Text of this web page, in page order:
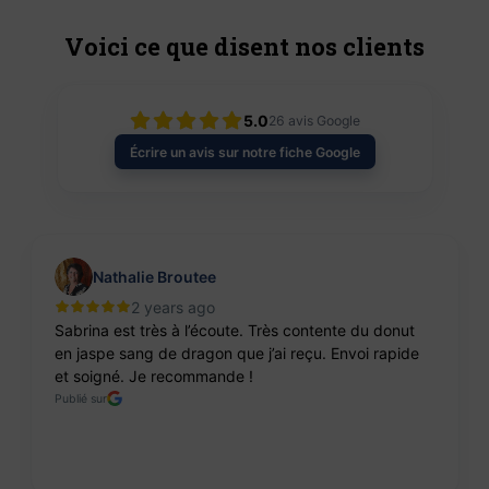
Voici ce que disent nos clients
5.026 avis Google
Écrire un avis sur notre fiche Google
Nathalie Broutee
2 years ago
Sabrina est très à l’écoute. Très contente du donut
en jaspe sang de dragon que j’ai reçu. Envoi rapide
et soigné. Je recommande !
Publié sur